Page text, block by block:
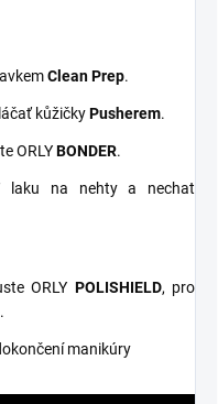
Clean Prep.
kůžičkyPusherem.
ORLYBONDER.
laku na nehty a nechat
ORLY POLISHIELD, pro
manikúry